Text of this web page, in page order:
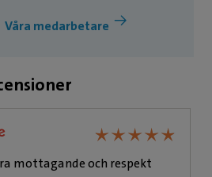
Våra medarbetare
★★★★★
★★★★★
mottagande och respekt